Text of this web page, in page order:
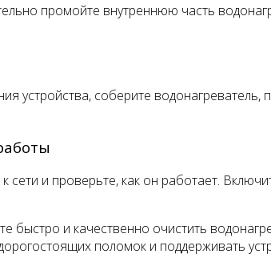
промойте внутреннюю часть
устройства, соберите
и проверьте, как он работает.
быстро и качественно очистить
поломок и поддерживать